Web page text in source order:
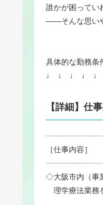
誰かが困ってい
――そんな思い
具体的な勤務条
↓ ↓ ↓ ↓ ↓
【詳細】仕
［仕事内容］
◇大阪市内（事
理学療法業務